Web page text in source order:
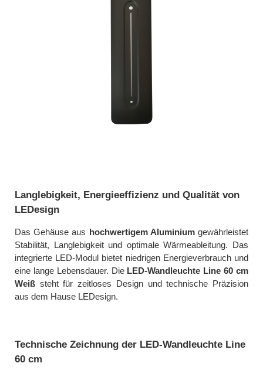
Langlebigkeit, Energieeffizienz und Qualität von
LEDesign
Das Gehäuse aus hochwertigem Aluminiumgewährleistet
Stabilität, Langlebigkeit und optimale Wärmeableitung. Das
integrierte LED-Modul bietet niedrigen Energieverbrauch und
eine lange Lebensdauer. Die LED-Wandleuchte Line 60 cm
Weiß steht für zeitloses Design und technische Präzision
aus dem Hause LEDesign.
Technische Zeichnung der LED-Wandleuchte Line
60 cm